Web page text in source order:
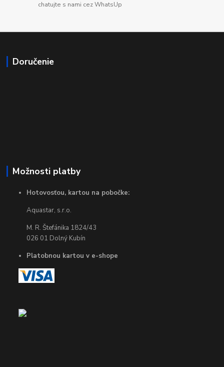
chatujte s nami cez WhatsUp
Doručenie
Možnosti platby
Hotovosťou, kartou na pobočke:
Aquastar, s.r.o.
M. R. Štefánika 1824/43
026 01 Dolný Kubín
Platobnou kartou v e-shope